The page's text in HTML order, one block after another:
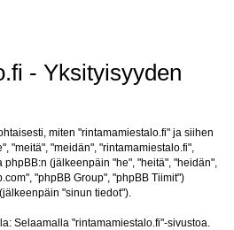
- Yksityisyyden
miten "rintamamiestalo.fi" ja siihen
"meitä", "meidän", "rintamamiestalo.fi",
phpBB:n (jälkeenpäin "he", "heitä", "heidän",
"phpBB Group", "phpBB Tiimit")
"sinun tiedot").
Selaamalla "rintamamiestalo.fi"-sivustoa.